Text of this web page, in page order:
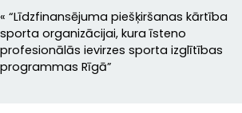
« “Līdzfinansējuma piešķiršanas kārtība
sporta organizācijai, kura īsteno
profesionālās ievirzes sporta izglītības
programmas Rīgā”